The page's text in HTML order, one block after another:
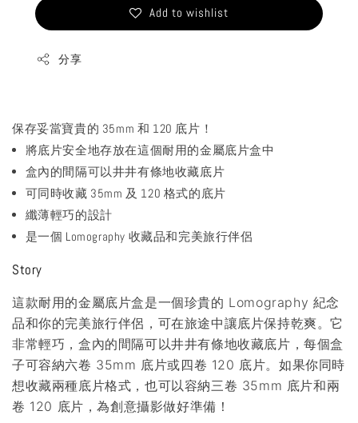
Add to wishlist
分享
保存妥當寶貴的 35mm 和 120 底片！
將底片安全地存放在這個耐用的金屬底片盒中
盒內的間隔可以井井有條地收藏底片
可同時收藏 35mm 及 120 格式的底片
纖薄輕巧的設計
是一個 Lomography 收藏品和完美旅行伴侶
Story
這款耐用的金屬底片盒是一個珍貴的 Lomography 紀念
品和你的完美旅行伴侶，可在旅途中讓底片保持乾爽。它
非常輕巧，盒內的間隔可以井井有條地收藏底片，每個盒
子可容納六卷 35mm 底片或四卷 120 底片。如果你同時
想收藏兩種底片格式，也可以容納三卷 35mm 底片和兩
卷 120 底片，為創意攝影做好準備！